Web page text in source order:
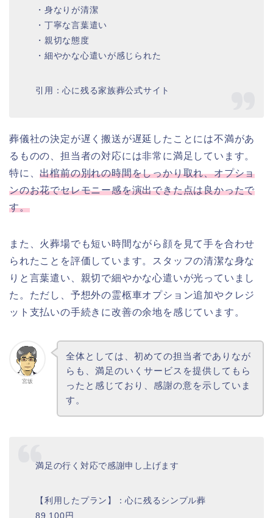
・身なりが清潔
・丁寧な言葉遣い
・親切な態度
・細やかな心遣いが感じられた
引用：心に残る家族葬公式サイト
葬儀社の決定が遅く搬送が遅延したことには不満があ
るものの、担当者の対応には非常に満足しています。
特に、出棺前の別れの時間をしっかり取れ、オプショ
ンのお花でセレモニー感を演出できた点は良かったで
す。
また、火葬場でも短い時間ながら顔を見て手を合わせ
られたことを評価しています。スタッフの清潔な身な
りと言葉遣い、親切で細やかな心遣いが光っていまし
た。ただし、予想外の霊柩車オプション追加やクレジ
ット支払いの手続きに改善の余地を感じています。
宮坂
全体としては、初めての担当者でありなが
らも、満足のいくサービスを提供してもら
ったと感じており、感謝の意を示していま
す。
満足の行く対応で感謝申し上げます
【利用したプラン】：心に残るシンプル葬
89,100円